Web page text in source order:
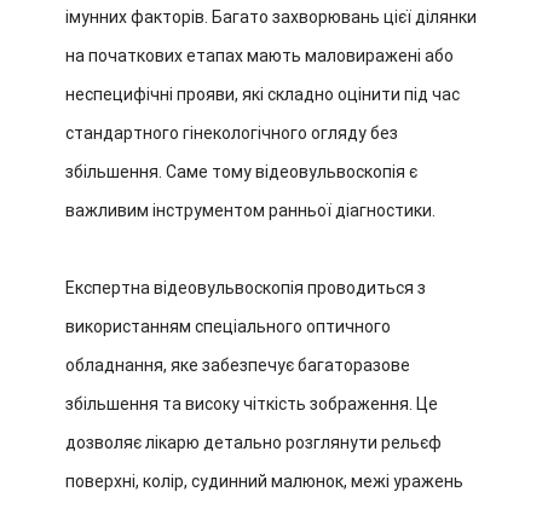
імунних факторів. Багато захворювань цієї ділянки
на початкових етапах мають маловиражені або
неспецифічні прояви, які складно оцінити під час
стандартного гінекологічного огляду без
збільшення. Саме тому відеовульвоскопія є
важливим інструментом ранньої діагностики.
Експертна відеовульвоскопія проводиться з
використанням спеціального оптичного
обладнання, яке забезпечує багаторазове
збільшення та високу чіткість зображення. Це
дозволяє лікарю детально розглянути рельєф
поверхні, колір, судинний малюнок, межі уражень